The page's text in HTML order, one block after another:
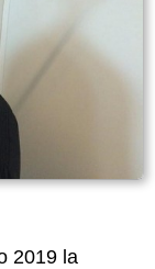
2019 la